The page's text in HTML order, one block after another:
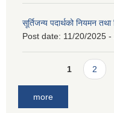
सूर्तिजन्य पदार्थको नियमन
Post date: 11/20/2025 -
Pages1 2
more